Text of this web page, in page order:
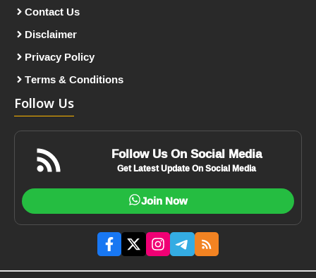
Contact Us
Disclaimer
Privacy Policy
Terms & Conditions
Follow Us
Follow Us On Social Media
Get Latest Update On Social Media
Join Now